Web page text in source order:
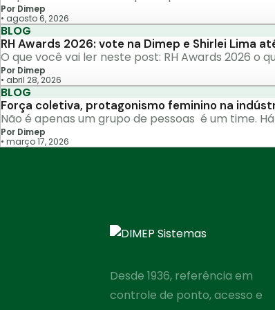
Por Dimep
• agosto 6, 2026
BLOG
RH Awards 2026: vote na Dimep e Shirlei Lima
O que você vai ler neste post: RH Awards 2026 o
Por Dimep
• abril 28, 2026
BLOG
Força coletiva, protagonismo feminino na
Não é apenas um grupo de pessoas é um time.
Por Dimep
• março 17, 2026
Desde 1936, referência em
controle de ponto, acesso e